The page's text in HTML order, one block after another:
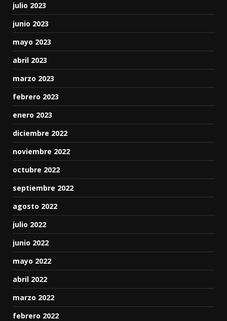
julio 2023
junio 2023
mayo 2023
abril 2023
marzo 2023
febrero 2023
enero 2023
diciembre 2022
noviembre 2022
octubre 2022
septiembre 2022
agosto 2022
julio 2022
junio 2022
mayo 2022
abril 2022
marzo 2022
febrero 2022